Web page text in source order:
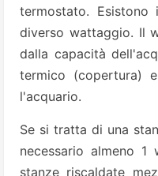
termostato.
diverso wattaggio. Il
dalla capacità
termico (copertura)
l'acquario.
Se si tratta di una
necessario almeno
stanze riscaldate